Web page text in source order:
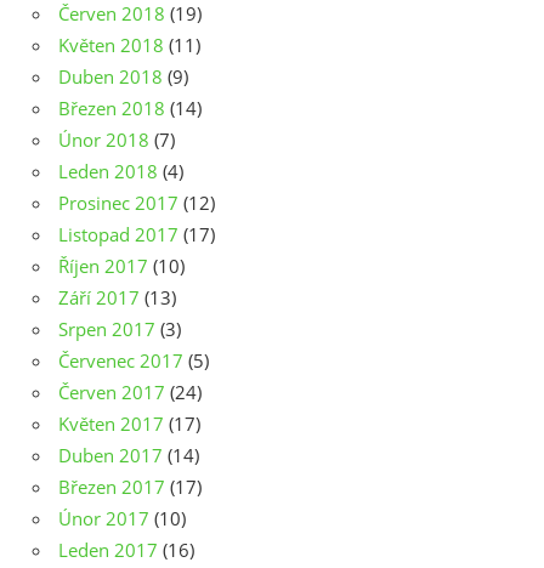
Červen 2018 (19)
Květen 2018 (11)
Duben 2018 (9)
Březen 2018 (14)
Únor 2018 (7)
Leden 2018 (4)
Prosinec 2017 (12)
Listopad 2017 (17)
Říjen 2017 (10)
Září 2017 (13)
Srpen 2017 (3)
Červenec 2017 (5)
Červen 2017 (24)
Květen 2017 (17)
Duben 2017 (14)
Březen 2017 (17)
Únor 2017 (10)
Leden 2017 (16)